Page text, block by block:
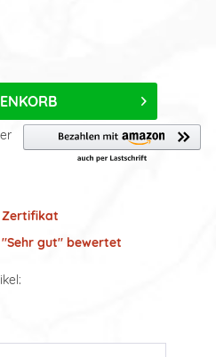
Zertifikat
"Sehr gut" bewertet